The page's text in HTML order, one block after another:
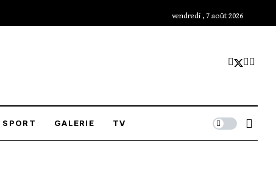
vendredi , 7 août 2026
SPORT GALERIE TV